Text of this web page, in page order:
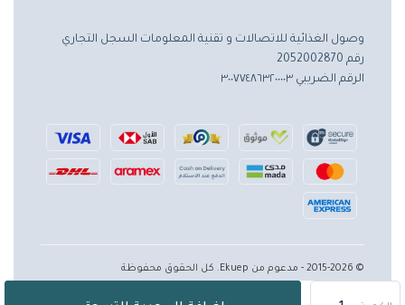
وصول الغذائية للاتصالات و تقنية المعلومات السجل التجاري
رقم 2052002870
الرقم الضريبي ٣٠٠٧٧٤٨٦٣٢٠٠٠٠٣
© 2015-2026 - مدعوم من Ekuep. كل الحقوق محفوظة